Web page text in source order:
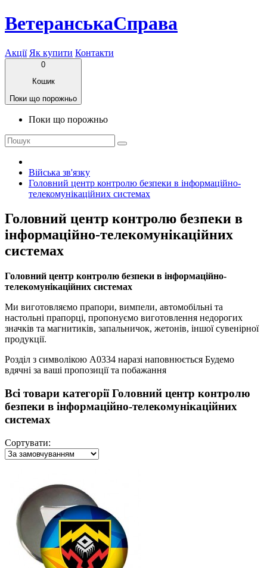
ВетеранськаСправа
Акції Як купити Контакти
0
Кошик
Поки що порожньо
Поки що порожньо
Війська зв'язку
Головний центр контролю безпеки в інформаційно-
телекомунікаційних системах
Головний центр контролю безпеки в
інформаційно-телекомунікаційних
системах
Головний центр контролю безпеки в інформаційно-
телекомунікаційних системах
Ми виготовляємо прапори, вимпели, автомобільні та
настольні прапорці, пропонуємо виготовлення недорогих
значків та магнитиків, запальничок, жетонів, іншої сувенірної
продукції.
Розділ з символікою А0334 наразі наповнюється Будемо
вдячні за ваші пропозиції та побажання
Всі товари категорії Головний центр контролю
безпеки в інформаційно-телекомунікаційних
системах
Сортувати: